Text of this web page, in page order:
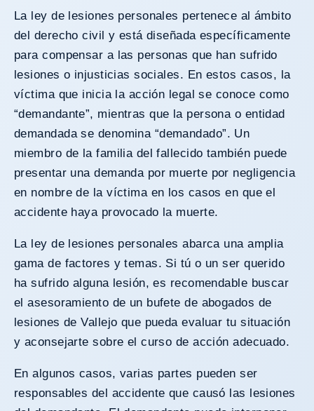
La ley de lesiones personales pertenece al ámbito
del derecho civil y está diseñada específicamente
para compensar a las personas que han sufrido
lesiones o injusticias sociales. En estos casos, la
víctima que inicia la acción legal se conoce como
“demandante”, mientras que la persona o entidad
demandada se denomina “demandado”. Un
miembro de la familia del fallecido también puede
presentar una demanda por muerte por negligencia
en nombre de la víctima en los casos en que el
accidente haya provocado la muerte.
La ley de lesiones personales abarca una amplia
gama de factores y temas. Si tú o un ser querido
ha sufrido alguna lesión, es recomendable buscar
el asesoramiento de un bufete de abogados de
lesiones de Vallejo que pueda evaluar tu situación
y aconsejarte sobre el curso de acción adecuado.
En algunos casos, varias partes pueden ser
responsables del accidente que causó las lesiones